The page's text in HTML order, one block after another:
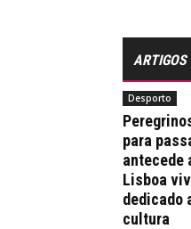
ARTIGOS
Desporto
para
antecede
Lisboa
dedicado
cultura